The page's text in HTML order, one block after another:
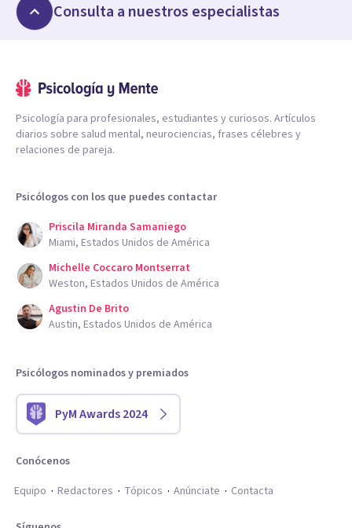
Consulta a nuestros especialistas
Psicología para profesionales, estudiantes y curiosos. Artículos
diarios sobre salud mental, neurociencias, frases célebres y
relaciones de pareja.
Psicólogos con los que puedes contactar
Priscila Miranda Samaniego
Miami, Estados Unidos de América
Michelle Coccaro Montserrat
Weston, Estados Unidos de América
Agustin De Brito
Austin, Estados Unidos de América
Psicólogos nominados y premiados
PyM Awards 2024
Conócenos
Equipo
Redactores Tópicos Anúnciate Contacta